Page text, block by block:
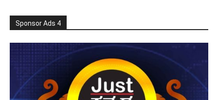
Sponsor Ads 4